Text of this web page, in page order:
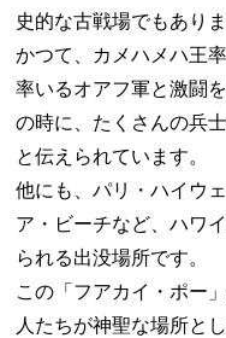
史的な古戦場でもありま
かつて、カメハメハ王
率いるオアフ軍と激闘
の時に、たくさんの兵
と伝えられています。
他にも、パリ・ハイウ
ア・ビーチなど、ハワ
られる出没場所です。
この「フアカイ・ポー
人たちが神聖な場所と